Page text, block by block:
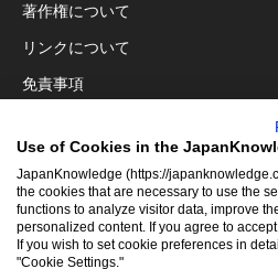
著作権について
リンクについて
免責事項
アクセシビリティ対応
クッキーポリシー
Cookie設定
Use of Cookies in the
JapanKnowledge (https://
the cookies that are necessary to use the
functions to analyze visitor data, improve
personalized content. If you agree to
If you wish to set cookie preferences in
"Cookie Settings."